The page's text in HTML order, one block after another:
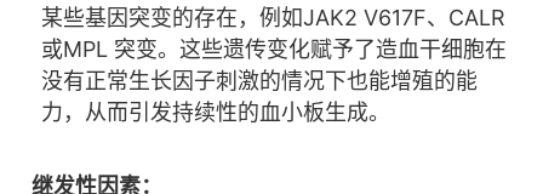
某些基因突变的存在，例如JAK2 V617F、CALR
或MPL 突变。这些遗传变化赋予了造血干细胞在
没有正常生长因子刺激的情况下也能增殖的能
力，从而引发持续性的血小板生成。
继发性因素：